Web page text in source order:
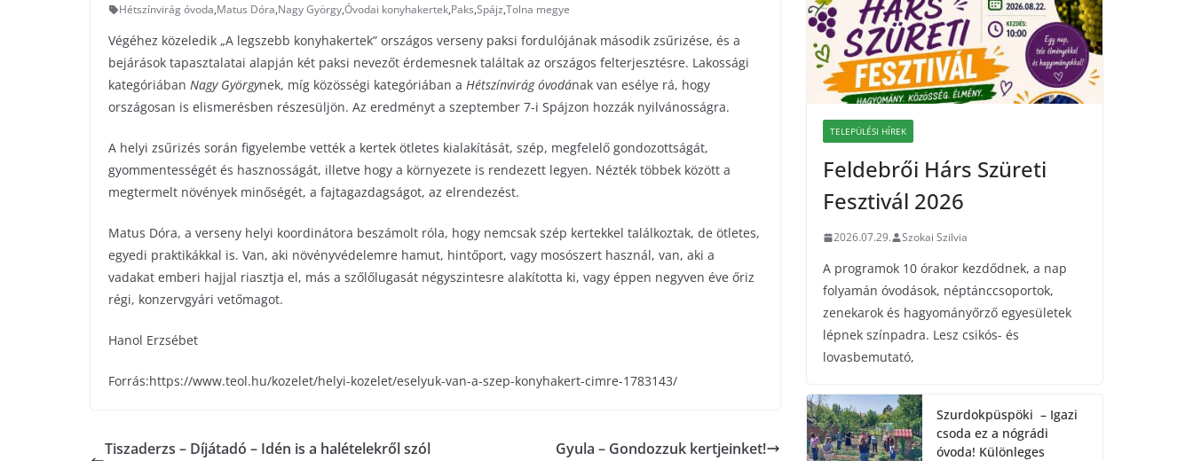
Hétszínvirág óvoda,Matus Dóra,Nagy György,Óvodai konyhakertek,Paks,Spájz,Tolna megye
Végéhez közeledik „A legszebb konyhakertek” országos verseny paksi fordulójának második zsűrizése, és a
bejárások tapasztalatai alapján két paksi nevezőt érdemesnek találtak az országos felterjesztésre. Lakossági
kategóriában Nagy Györgynek, míg közösségi kategóriában a Hétszínvirág óvodának van esélye rá, hogy
országosan is elismerésben részesüljön. Az eredményt a szeptember 7-i Spájzon hozzák nyilvánosságra.
A helyi zsűrizés során figyelembe vették a kertek ötletes kialakítását, szép, megfelelő gondozottságát,
gyommentességét és hasznosságát, illetve hogy a környezete is rendezett legyen. Nézték többek között a
megtermelt növények minőségét, a fajtagazdagságot, az elrendezést.
Matus Dóra, a verseny helyi koordinátora beszámolt róla, hogy nemcsak szép kertekkel találkoztak, de ötletes,
egyedi praktikákkal is. Van, aki növényvédelemre hamut, hintőport, vagy mosószert használ, van, aki a
vadakat emberi hajjal riasztja el, más a szőlőlugasát négyszintesre alakította ki, vagy éppen negyven éve őriz
régi, konzervgyári vetőmagot.
Hanol Erzsébet
Forrás:https://www.teol.hu/kozelet/helyi-kozelet/eselyuk-van-a-szep-konyhakert-cimre-1783143/
Tiszaderzs – Díjátadó – Idén is a halételekről szól
Gyula – Gondozzuk kertjeinket!
TELEPÜLÉSI HÍREK
Feldebrői Hárs Szüreti
Fesztivál 2026
2026.07.29. Szokai Szilvia
A programok 10 órakor kezdődnek, a nap
folyamán óvodások, néptánccsoportok,
zenekarok és hagyományőrző egyesületek
lépnek színpadra. Lesz csikós- és
lovasbemutató,
Szurdokpüspöki – Igazi
csoda ez a nógrádi
óvoda! Különleges